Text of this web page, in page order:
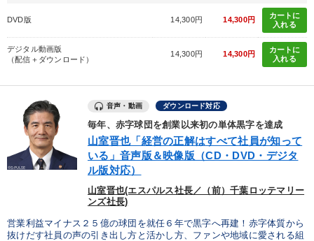
DVD版 14,300円 14,300円
カートに
入れる
デジタル動画版
（配信＋ダウンロード）
14,300円 14,300円
カートに
入れる
音声・動画 ダウンロード対応
毎年、赤字球団を創業以来初の単体黒字を達成
山室晋也「経営の正解はすべて社員が知って
いる」音声版＆映像版（CD・DVD・デジタ
ル版対応）
山室晋也(エスパルス社長／（前）千葉ロッテマリー
ンズ社長)
営業利益マイナス２５億の球団を就任６年で黒字へ再建！赤字体質から
抜けだす社員の声の引き出し方と活かし方、ファンや地域に愛される組